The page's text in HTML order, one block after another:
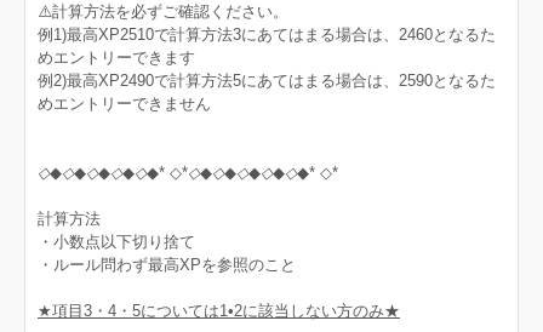
⚠️計算方法を必ずご確認ください。
例1)最高XP2510で計算方法3にあてはまる場合は、2460となるた
めエントリーできます
例2)最高XP2490で計算方法5にあてはまる場合は、2590となるた
めエントリーできません
◇◆◇◆◇◆◇◆◇◆* ◇*◇◆◇◆◇◆◇◆◇◆* ◇*
計算方法
・小数点以下切り捨て
・ルール問わず最高XPを参照のこと
★項目3・4・5については1•2に該当しない方のみ★